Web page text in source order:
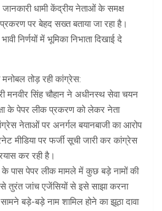
धामी केंद्रीय नेताओं के समक्ष
पर बेहद सख्त बताया जा रहा है।
निर्णयों में भूमिका निभाता दिखाई दे
तोड़ रही कांग्रेस:
मनवीर सिंह चौहान ने अधीनस्थ सेवा चयन
के पेपर लीक प्रकरण को लेकर नेता
नेताओं पर अनर्गल बयानबाजी का आरोप
मीडिया पर फर्जी सूची जारी कर कांग्रेस
कर रही है।
के पास पेपर लीक मामले में कुछ बड़े नामों की
तुरंत जांच एजेंसियों से इसे साझा करना
बड़े-बड़े नाम शामिल होने का झूठा दावा